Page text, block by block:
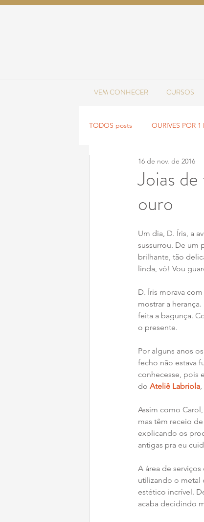
VEM CONHECER CURSOS
TODOS posts OURIVES POR 1
NOVIDADES
Joias
ouro
16 de nov. de 2016
Um dia, D. Íris, a
sussurrou. De um
brilhante, tão
linda, vó! Vou
D. Íris morava
mostrar a
feita a bagunça.
o presente.
Por alguns anos
fecho não estava
conhecesse, pois
do Ateliê Labriola
Assim como
mas têm receio
explicando os
antigas pra eu
A área de
utilizando o metal
estético incrível.
acaba decidindo